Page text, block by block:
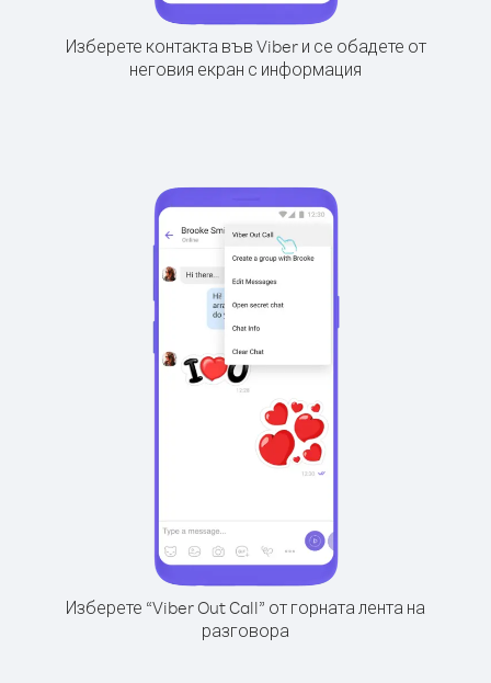
Изберете контакта във Viber и се обадете от
неговия екран с информация
Изберете “Viber Out Call” от горната лента на
разговора